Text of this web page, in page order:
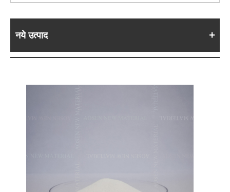
नये उत्पाद